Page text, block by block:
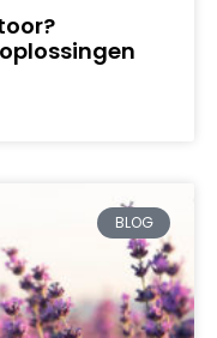
BLOG